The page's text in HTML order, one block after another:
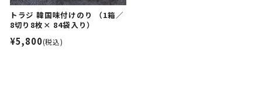
トラジ 韓国味付けのり （1箱／
8切り8枚× 84袋入り）
¥5,800(税込)